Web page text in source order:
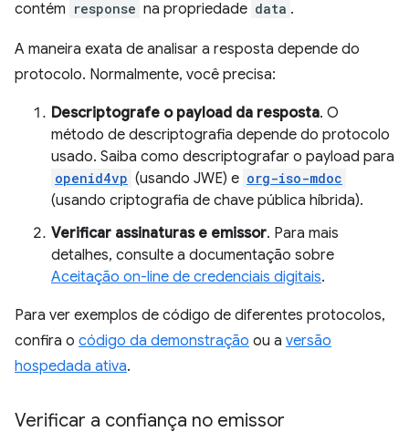
contém response na propriedade data .
A maneira exata de analisar a resposta depende do
protocolo. Normalmente, você precisa:
Descriptografe o payload da resposta. O
método de descriptografia depende do protocolo
usado. Saiba como descriptografar o payload para
openid4vp (usando JWE) e org-iso-mdoc
(usando criptografia de chave pública híbrida).
Verificar assinaturas e emissor. Para mais
detalhes, consulte a documentação sobre
Aceitação on-line de credenciais digitais.
Para ver exemplos de código de diferentes protocolos,
confira o código da demonstração ou a versão
hospedada ativa.
Verificar a confiança no emissor